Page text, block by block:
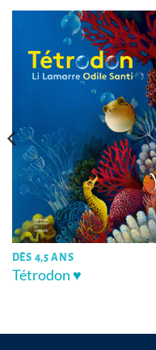
DÈS 4,5 ANS
Tétrodon ♥